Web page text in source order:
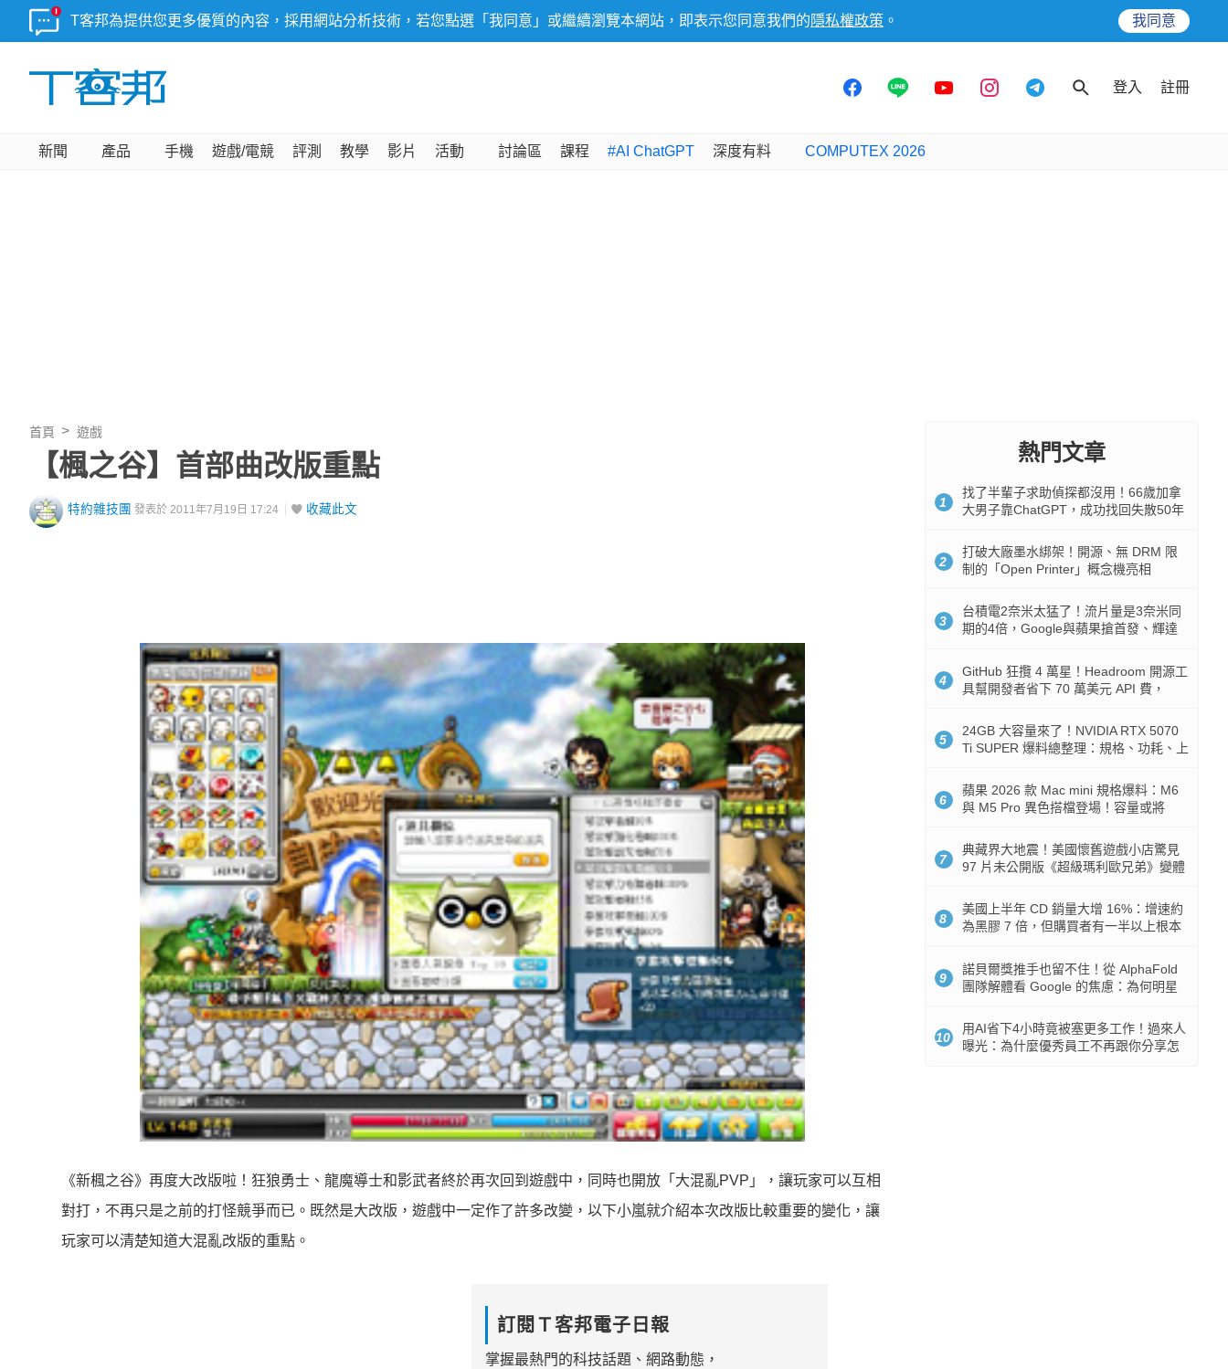
T客邦為提供您更多優質的內容，採用網站分析技術，若您點選「我同意」或繼續瀏覽本網站，即表示您同意我們的 隱私權政策 。 我同意
登入 註冊
新聞 產品 手機 遊戲/電競 評測 教學 影片 活動 討論區 課程 #AI ChatGPT 深度有料 COMPUTEX 2026
首頁 遊戲
【楓之谷】首部曲改版重點
特約雜技團 發表於 2011年7月19日 17:24 收藏此文
《新楓之谷》再度大改版啦！狂狼勇士、龍魔導士和影武者終於再次回到遊戲中，同時也開放「大混亂PVP」，讓玩家可以互相
對打，不再只是之前的打怪競爭而已。既然是大改版，遊戲中一定作了許多改變，以下小嵐就介紹本次改版比較重要的變化，讓
玩家可以清楚知道大混亂改版的重點。
訂閱Ｔ客邦電子日報
掌握最熱門的科技話題、網路動態，
熱門文章
1
找了半輩子求助偵探都沒用！66歲加拿
大男子靠ChatGPT，成功找回失散50年
2
打破大廠墨水綁架！開源、無 DRM 限
制的「Open Printer」概念機亮相
3
台積電2奈米太猛了！流片量是3奈米同
期的4倍，Google與蘋果搶首發、輝達
4
GitHub 狂攬 4 萬星！Headroom 開源工
具幫開發者省下 70 萬美元 API 費，
5
24GB 大容量來了！NVIDIA RTX 5070
Ti SUPER 爆料總整理：規格、功耗、上
6
蘋果 2026 款 Mac mini 規格爆料：M6
與 M5 Pro 異色搭檔登場！容量或將
7
典藏界大地震！美國懷舊遊戲小店驚見
97 片未公開版《超級瑪利歐兄弟》變體
8
美國上半年 CD 銷量大增 16%：增速約
為黑膠 7 倍，但購買者有一半以上根本
9
諾貝爾獎推手也留不住！從 AlphaFold
團隊解體看 Google 的焦慮：為何明星
10
用AI省下4小時竟被塞更多工作！過來人
曝光：為什麼優秀員工不再跟你分享怎